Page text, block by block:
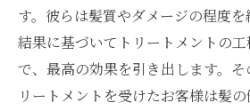
す。彼らは髪質やダメージの程度
結果に基づいてトリートメントの
で、最高の効果を引き出します。
リートメントを受けたお客様は髪